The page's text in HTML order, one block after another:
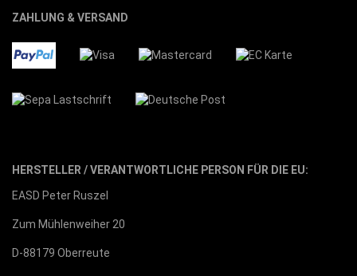
ZAHLUNG & VERSAND
HERSTELLER / VERANTWORTLICHE PERSON FÜR DIE EU:
EASD Peter Ruszel
Zum Mühlenweiher 20
D-88179 Oberreute